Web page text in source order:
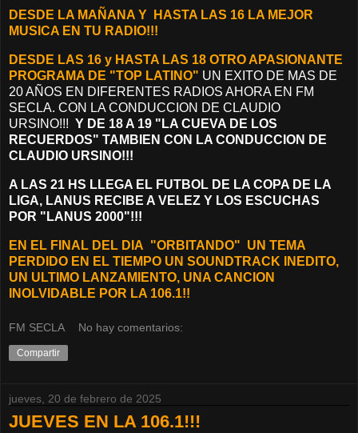
D ESDE LA MAÑANA Y
HASTA LAS 16 LA MEJOR
MUSICA EN TU RADIO!!!
DESDE LAS 16 y HASTA LAS 18 OTRO APASIONANTE
PROGRAMA DE "TOP LATINO" UN EXITO DE MAS DE
20 AÑOS EN DIFERENTES RADIOS AHORA EN FM
SECLA. CON LA CONDUCCION DE CLAUDIO
URSINO!!! Y DE 18 A 19 "LA CUEVA DE LOS
RECUERDOS" TAMBIEN CON LA CONDUCCION DE
CLAUDIO URSINO!!!
A LAS 21 HS LLEGA EL FUTBOL DE LA COPA DE LA
LIGA, LANUS RECIBE A VELEZ Y LOS ESCUCHAS
POR "LANUS 2000"!!!
EN EL FINAL DEL DIA "ORBITANDO" UN TEMA
PERDIDO EN EL TIEMPO UN SOUNDTRACK INEDITO,
UN ULTIMO LANZAMIENTO, UNA CANCION
INOLVIDABLE POR LA 106.1!!
FM SECLA No hay comentarios:
Compartir
jueves, 20 de febrero de 2025
JUEVES EN LA 106.1!!!